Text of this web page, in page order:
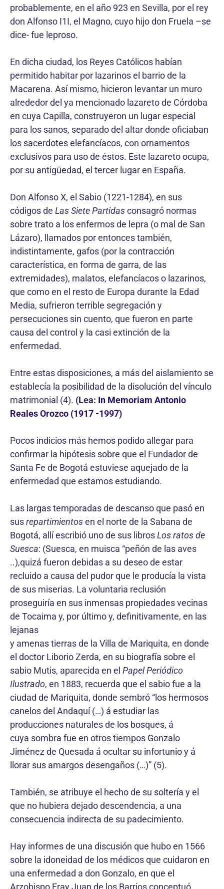
probablemente, en el año 923 en Sevilla, por el rey
don Alfonso I1I, el Magno, cuyo hijo don Fruela –se
dice- fue leproso.
En dicha ciudad, los Reyes Católicos habían
permitido habitar por lazarinos el barrio de la
Macarena. Así mismo, hicieron levantar un muro
alrededor del ya mencionado lazareto de Córdoba
en cuya Capilla, construyeron un lugar especial
para los sanos, separado del altar donde oficiaban
los sacerdotes elefancíacos, con ornamentos
exclusivos para uso de éstos. Este lazareto ocupa,
por su antigüedad, el tercer lugar en España.
Don Alfonso X, el Sabio (1221-1284), en sus
códigos de Las Siete Partidasconsagró normas
sobre trato a los enfermos de lepra (o mal de San
Lázaro), llamados por entonces también,
indistintamente, gafos (por la contracción
característica, en forma de garra, de las
extremidades), malatos, elefancíacos o lazarinos,
que como en el resto de Europa durante la Edad
Media, sufrieron terrible segregación y
persecuciones sin cuento, que fueron en parte
causa del control y la casi extinción de la
enfermedad.
Entre estas disposiciones, a más del aislamiento se
establecía la posibilidad de la disolución del vínculo
matrimonial (4). (Lea: In Memoriam Antonio
Reales Orozco (1917 -1997)
Pocos indicios más hemos podido allegar para
confirmar la hipótesis sobre que el Fundador de
Santa Fe de Bogotá estuviese aquejado de la
enfermedad que estamos estudiando.
Las largas temporadas de descanso que pasó en
susrepartimientosen el norte de la Sabana de
Bogotá, allí escribió uno de sus librosLos ratos de
Suesca: (Suesca, en muisca “peñón de las aves
..),quizá fueron debidas a su deseo de estar
recluido a causa del pudor que le producía la vista
de sus miserias. La voluntaria reclusión
proseguiría en sus inmensas propiedades vecinas
de Tocaima y, por último y, definitivamente, en las
lejanas
y amenas tierras de la Villa de Mariquita, en donde
el doctor Liborio Zerda, en su biografía sobre el
sabio Mutis, aparecida en el Papel Periódico
Ilustrado, en 1883, recuerda que el sabio fue a la
ciudad de Mariquita, donde sembró “los hermosos
canelos del Andaquí (…) á estudiar las
producciones naturales de los bosques, á
cuya sombra fue en otros tiempos Gonzalo
Jiménez de Quesada á ocultar su infortunio y á
llorar sus amargos desengaños (…)” (5).
También, se atribuye el hecho de su soltería y el
que no hubiera dejado descendencia, a una
consecuencia indirecta de su padecimiento.
Hay informes de una discusión que hubo en 1566
sobre la idoneidad de los médicos que cuidaron en
una enfermedad a don Gonzalo, en que el
Arzobispo Fray Juan de los Barrios conceptuó